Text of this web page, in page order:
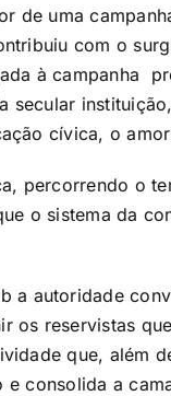
de uma
com o
àcampanha
cívica, o
percorrendo o
o sistema da
a autoridade
os reservistas
que, além
consolida a